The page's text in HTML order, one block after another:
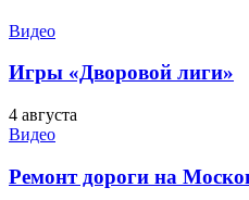
Видео
Игры «Дворовой лиги»
4 августа
Видео
Ремонт дороги на